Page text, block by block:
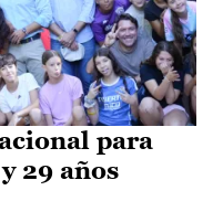
para
29 años